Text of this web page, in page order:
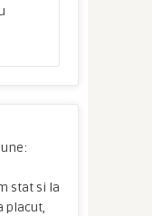
stat si la
placut,